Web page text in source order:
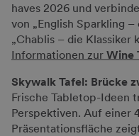
haves 2026 und
von „English Sparkling
„Chablis – die Klassiker
Informationen zur Wine
Skywalk Tafel: Brücke
Frische Tabletop-Ideen
Perspektiven. Auf einer
Präsentationsfläche